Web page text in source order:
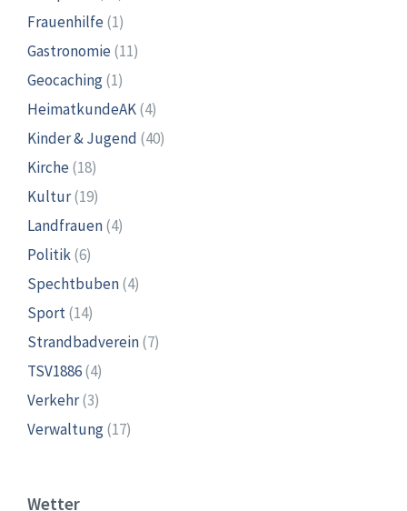
Frauenhilfe(1)
Gastronomie(11)
Geocaching(1)
HeimatkundeAK(4)
Kinder & Jugend (40)
Kirche(18)
Kultur(19)
Landfrauen(4)
Politik(6)
Spechtbuben(4)
Sport(14)
Strandbadverein(7)
TSV1886(4)
Verkehr(3)
Verwaltung(17)
Wetter